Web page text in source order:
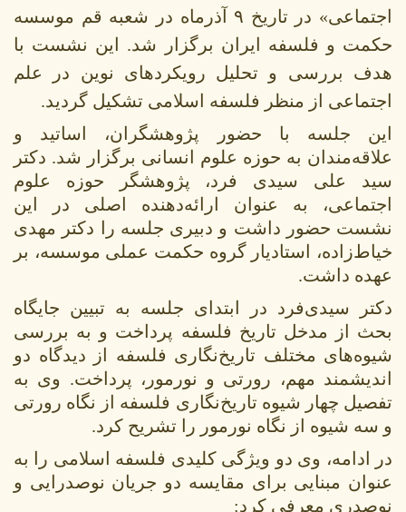
اجتماعی» در تاریخ ۹ آذرماه در شعبه قم موسسه
حکمت و فلسفه ایران برگزار شد. این نشست با
هدف بررسی و تحلیل رویکردهای نوین در علم
اجتماعی از منظر فلسفه اسلامی تشکیل گردید.
این جلسه با حضور پژوهشگران، اساتید و
علاقه‌مندان به حوزه علوم انسانی برگزار شد. دکتر
سید علی سیدی فرد، پژوهشگر حوزه علوم
اجتماعی، به عنوان ارائه‌دهنده اصلی در این
نشست حضور داشت و دبیری جلسه را دکتر مهدی
خیاط‌زاده، استادیار گروه حکمت عملی موسسه، بر
عهده داشت.
دکتر سیدی‌فرد در ابتدای جلسه به تبیین جایگاه
بحث از مدخل تاریخ فلسفه پرداخت و به بررسی
شیوه‌های مختلف تاریخ‌نگاری فلسفه از دیدگاه دو
اندیشمند مهم، رورتی و نورمور، پرداخت. وی به
تفصیل چهار شیوه تاریخ‌نگاری فلسفه از نگاه رورتی
و سه شیوه از نگاه نورمور را تشریح کرد.
در ادامه، وی دو ویژگی کلیدی فلسفه اسلامی را به
عنوان مبنایی برای مقایسه دو جریان نوصدرایی و
نوصدری معرفی کرد: